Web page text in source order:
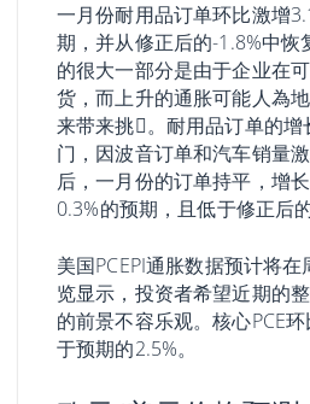
一月份耐用品订单环比激增
期，并从修正后的-1.8%中恢
的很大一部分是由于企业在
货，而上升的通胀可能人為
来带来挑𢧐。耐用品订单的
门，因波音订单和汽车销量
后，一月份的订单持平，增
0.3%的预期，且低于修正后的
美国PCEPI通胀数据预计将
览显示，投资者希望近期的
的前景不容乐观。核心PCE
于预期的2.5%。